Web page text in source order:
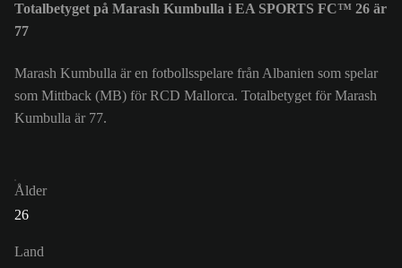
Totalbetyget på Marash Kumbulla i EA SPORTS FC™ 26 är
77
Marash Kumbulla är en fotbollsspelare från Albanien som spelar
som Mittback (MB) för RCD Mallorca. Totalbetyget för Marash
Kumbulla är 77.
Ålder
26
Land